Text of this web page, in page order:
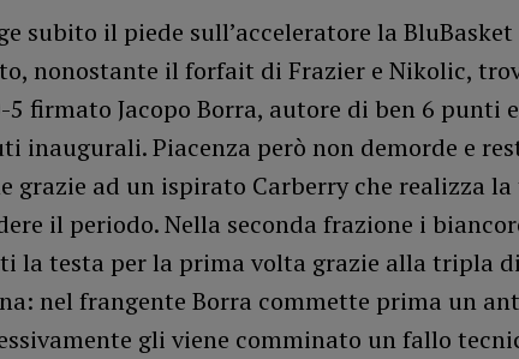
subito il piede sull’acceleratore la
nonostante il forfait di Frazier e Nikolic,
5 firmato Jacopo Borra, autore di ben 6 punti
inaugurali. Piacenza però non demorde e
grazie ad un ispirato Carberry che realizza
il periodo. Nella seconda frazione i
la testa per la prima volta grazie alla tripla
nel frangente Borra commette prima un
gli viene comminato un fallo